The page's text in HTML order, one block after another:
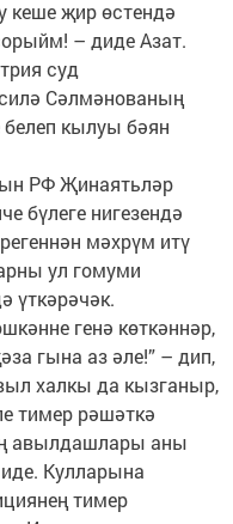
кеше җир өстендә
– диде Азат.
суд
Сәлмәнованың
кылуы бәян
РФ Җинаятьләр
бүлеге нигезендә
мәхрүм итү
ул гомуми
үткәрәчәк.
генә көткәннәр,
гына аз әле!” – дип,
халкы да кызганыр,
тимер рәшәткә
авылдашлары аны
Кулларына
тимер